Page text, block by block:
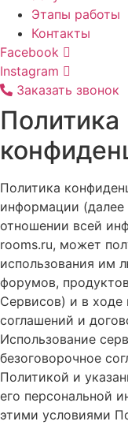
Этапы работы
Контакты
Facebook
Instagram
Заказать звонок
Политика
Политика
информации
отношении всей
rooms.ru, может
использования им
форумов,
Сервисов) и в
соглашений и
Использование
безоговорочное
Политикой и
его персональной
этими условиями